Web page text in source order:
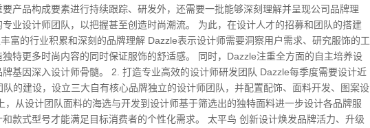
产品构成要素进行持续跟踪、研发外，还需要一批能够深刻理解并呈现公司品牌理
业设计师团队，以把握甚至创造时尚潮流。 为此，在设计人才的招募和团队的搭建
富的行业积累和深刻的品牌理解 Dazzle表示设计师需要洞察用户需求、研究服饰的工
特更多时尚内容的同时保证服饰的舒适感。 同时，Dazzle注重全方面的自主培养设
基因深入设计师骨髓。 2. 打造专业高效的设计师研发团队 Dazzle每季度需要设计近
的建设，设立三大自有核心品牌独立的设计师团队，并配置配饰、面料开发、图案设
从设计团队面料的海选与开发到设计师基于筛选出的独特面料进一步设计各品牌服
款式型号才能满足目标消费者的个性化需求。 太平鸟 创新设计焕发品牌活力、升级